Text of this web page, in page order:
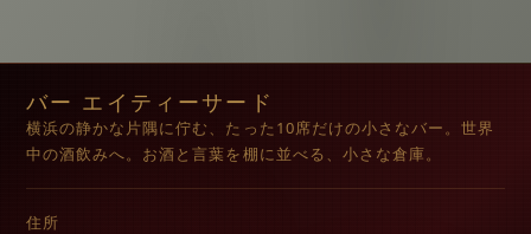
バー エイティーサード
横浜の静かな片隅に佇む、たった10席だけの小さなバー。世界
中の酒飲みへ。お酒と言葉を棚に並べる、小さな倉庫。
住所